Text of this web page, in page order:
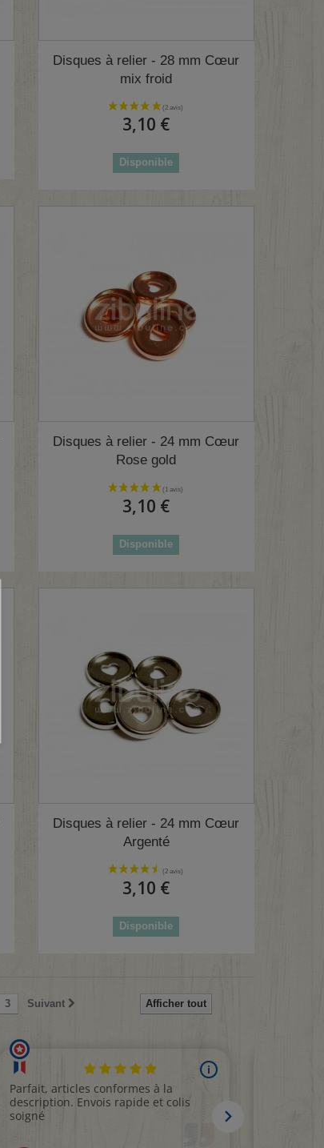
Disques à relier - 28 mm Cœur
mix froid
3,10 €
Disponible
Disques à relier - 24 mm Cœur
Rose gold
3,10 €
Disponible
Disques à relier - 24 mm Cœur
Argenté
3,10 €
Disponible
Afficher tout
3 Suivant